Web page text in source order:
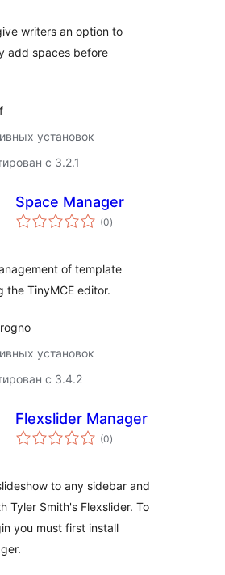
writers an option to
add spaces before
установок
с 3.2.1
Space Manager
(0общий
рейтинг
)
of template
the TinyMCE editor.
установок
с 3.4.2
Flexslider Manager
(0общий
рейтинг
)
to any sidebar and
Tyler Smith's Flexslider. To
you must first install